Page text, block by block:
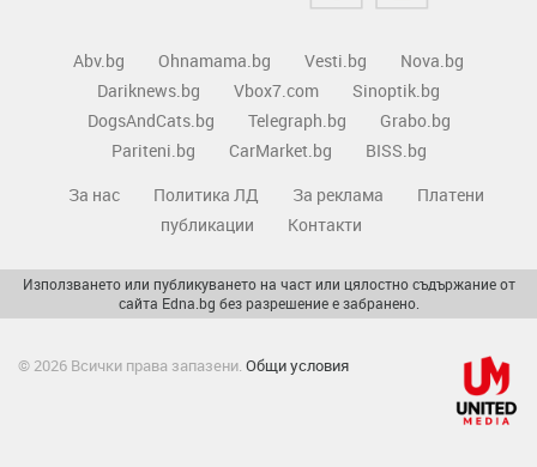
Abv.bg Ohnamama.bg Vesti.bg
Nova.bg
Dariknews.bg
Vbox7.com
Sinoptik.bg
DogsAndCats.bg
Telegraph.bg
Grabo.bg
Pariteni.bg
CarMarket.bg
BISS.bg
За нас
Политика ЛД За реклама
Платени
публикации
Контакти
Използването или публикуването на част или цялостно съдържание от
сайта Edna.bg без разрешение е забранено.
© 2026 Всички права запазени. Общи условия